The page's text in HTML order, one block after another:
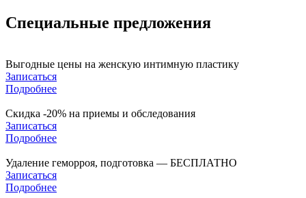
Специальные предложения
Выгодные цены на женскую интимную пластику
Записаться
Подробнее
Скидка -20% на приемы и обследования
Записаться
Подробнее
Удаление геморроя, подготовка — БЕСПЛАТНО
Записаться
Подробнее